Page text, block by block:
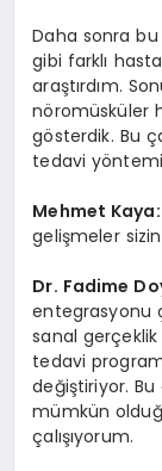
Daha sonra bu
gibi farklı
araştırdım.
nöromüsküler
gösterdik. Bu
tedavi yöntemi
Mehmet Kaya:
gelişmeler
Dr. Fadime
entegrasyonu
sanal
tedavi
değiştiriyor.
mümkün
çalışıyorum.